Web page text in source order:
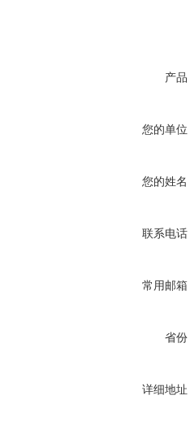
产品
您的单位
您的姓名
联系电话
常用邮箱
省份
详细地址